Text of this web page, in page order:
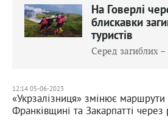
На Говерлі
блискавки
туристів
Серед загиблих –
12:14 05-06-2023
«Укрзалізниця» змінює маршрути
Франківщині та Закарпатті через